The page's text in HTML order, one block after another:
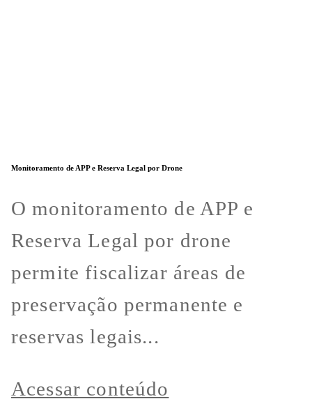
Monitoramento de APP e Reserva Legal por Drone
O monitoramento de APP e
Reserva Legal por drone
permite fiscalizar áreas de
preservação permanente e
reservas legais...
Acessar conteúdo